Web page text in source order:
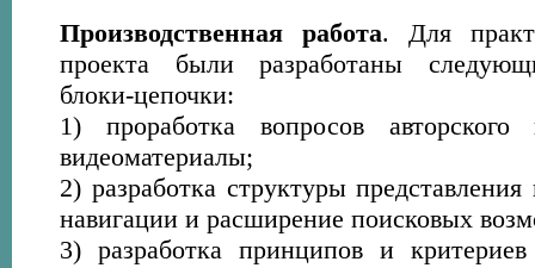
Производственная работа. Для
проекта были разработаны
блоки-цепочки:
1) проработка вопросов
видеоматериалы;
2) разработка структуры представления
навигации и расширение поисковых
3) разработка принципов и